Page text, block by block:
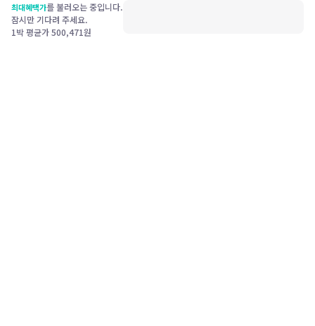
최대혜택가를 불러오는 중입니다.
잠시만 기다려 주세요.
1박 평균가500,471원